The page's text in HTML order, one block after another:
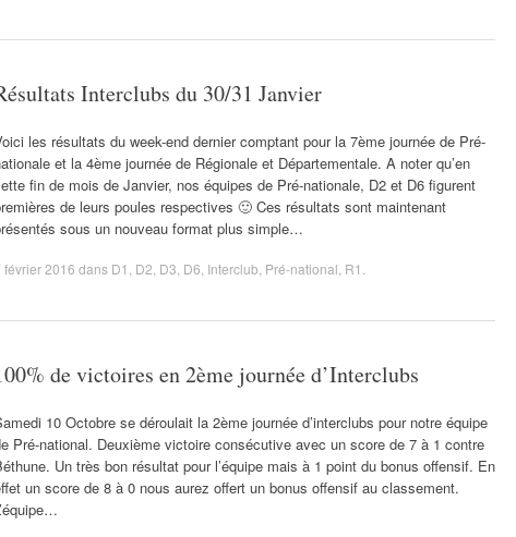
Interclubs du 30/31 Janvier
les résultats du week-end dernier comptant pour la 7ème journée de Pré-
et la 4ème journée de Régionale et Départementale. A noter qu’en
fin de mois de Janvier, nos équipes de Pré-nationale, D2 et D6 figurent
de leurs poules respectives 🙂 Ces résultats sont maintenant
sous un nouveau format plus simple…
février 2016 dans D1 D2 D3 D6 Interclub Pré-national R1
de victoires en 2ème journée d’Interclubs
10 Octobre se déroulait la 2ème journée d’interclubs pour notre équipe
Pré-national. Deuxième victoire consécutive avec un score de 7 à 1 contre
Un très bon résultat pour l’équipe mais à 1 point du bonus offensif. En
un score de 8 à 0 nous aurez offert un bonus offensif au classement.